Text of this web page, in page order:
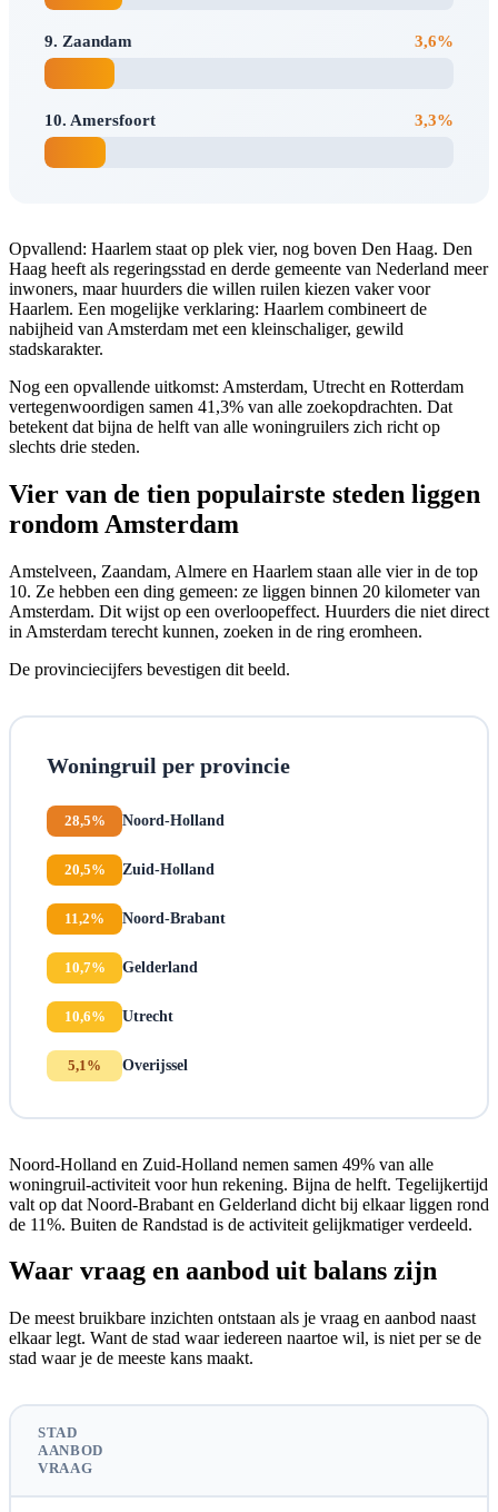
9. Zaandam 3,6%
10. Amersfoort 3,3%
Opvallend: Haarlem staat op plek vier, nog boven Den Haag. Den
Haag heeft als regeringsstad en derde gemeente van Nederland meer
inwoners, maar huurders die willen ruilen kiezen vaker voor
Haarlem. Een mogelijke verklaring: Haarlem combineert de
nabijheid van Amsterdam met een kleinschaliger, gewild
stadskarakter.
Nog een opvallende uitkomst: Amsterdam, Utrecht en Rotterdam
vertegenwoordigen samen 41,3% van alle zoekopdrachten. Dat
betekent dat bijna de helft van alle woningruilers zich richt op
slechts drie steden.
Vier van de tien populairste steden liggen
rondom Amsterdam
Amstelveen, Zaandam, Almere en Haarlem staan alle vier in de top
10. Ze hebben een ding gemeen: ze liggen binnen 20 kilometer van
Amsterdam. Dit wijst op een overloopeffect. Huurders die niet direct
in Amsterdam terecht kunnen, zoeken in de ring eromheen.
De provinciecijfers bevestigen dit beeld.
Woningruil per provincie
28,5% Noord-Holland
20,5% Zuid-Holland
11,2% Noord-Brabant
10,7% Gelderland
10,6% Utrecht
5,1% Overijssel
Noord-Holland en Zuid-Holland nemen samen 49% van alle
woningruil-activiteit voor hun rekening. Bijna de helft. Tegelijkertijd
valt op dat Noord-Brabant en Gelderland dicht bij elkaar liggen rond
de 11%. Buiten de Randstad is de activiteit gelijkmatiger verdeeld.
Waar vraag en aanbod uit balans zijn
De meest bruikbare inzichten ontstaan als je vraag en aanbod naast
elkaar legt. Want de stad waar iedereen naartoe wil, is niet per se de
stad waar je de meeste kans maakt.
STAD
AANBOD
VRAAG